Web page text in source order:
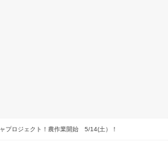
プロジェクト！農作業開始 5/14(土）！